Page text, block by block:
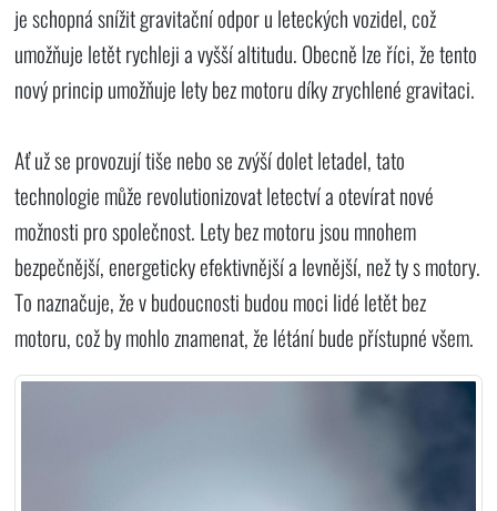
je schopná snížit gravitační odpor u leteckých vozidel, což
umožňuje letět rychleji a vyšší altitudu. Obecně lze říci, že tento
nový princip umožňuje lety bez motoru díky zrychlené gravitaci.
Ať už se provozují tiše nebo se zvýší dolet letadel, tato
technologie může revolutionizovat letectví a otevírat nové
možnosti pro společnost. Lety bez motoru jsou mnohem
bezpečnější, energeticky efektivnější a levnější, než ty s motory.
To naznačuje, že v budoucnosti budou moci lidé letět bez
motoru, což by mohlo znamenat, že létání bude přístupné všem.